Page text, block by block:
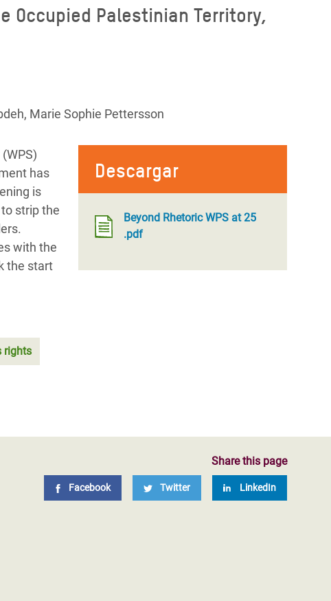
Occupied Palestinian Territory,
Marie Sophie Pettersson
Descargar
Beyond Rhetoric WPS at 25
.pdf
has
is
strip the
with the
the start
rights
Share this page
Facebook Twitter LinkedIn